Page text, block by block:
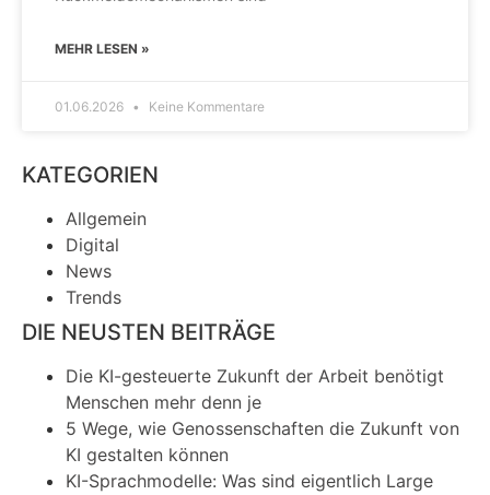
MEHR LESEN »
01.06.2026 Keine Kommentare
KATEGORIEN
Allgemein
Digital
News
Trends
DIE NEUSTEN BEITRÄGE
Die KI-gesteuerte Zukunft der Arbeit benötigt
Menschen mehr denn je
5 Wege, wie Genossenschaften die Zukunft von
KI gestalten können
KI-Sprachmodelle: Was sind eigentlich Large